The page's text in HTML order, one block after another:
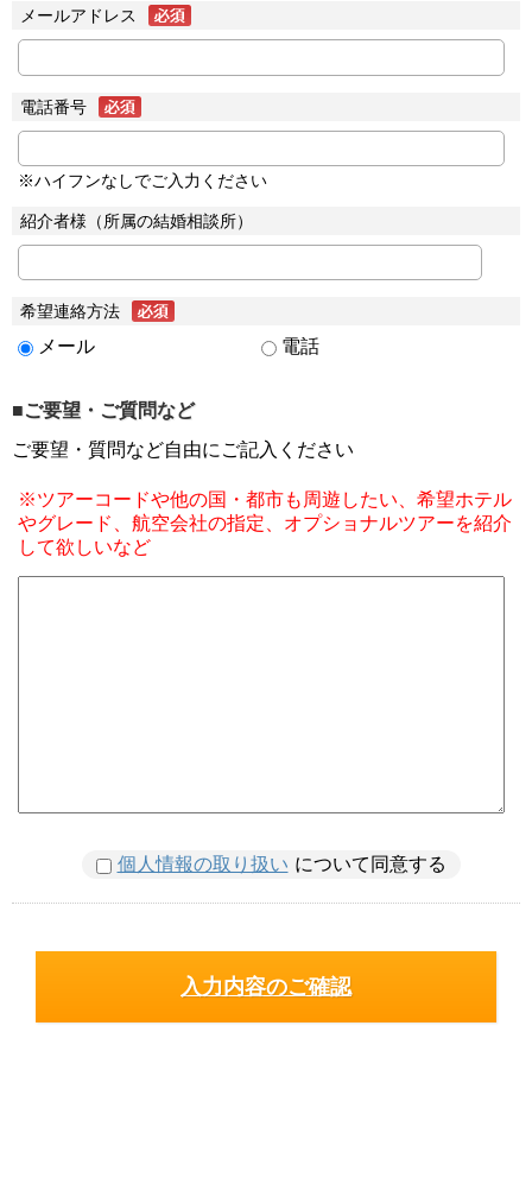
メールアドレス
電話番号
※ハイフンなしでご入力ください
紹介者様（所属の結婚相談所）
希望連絡方法
メール 電話
■ご要望・ご質問など
ご要望・質問など自由にご記入ください
※ツアーコードや他の国・都市も周遊したい、希望ホテル
やグレード、航空会社の指定、オプショナルツアーを紹介
して欲しいなど
個人情報の取り扱い について同意する